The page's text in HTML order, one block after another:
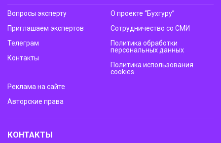
Вопросы эксперту
Приглашаем экспертов
Телеграм
Контакты
О проекте “Бухгуру”
Сотрудничество со СМИ
Политика обработки
персональных данных
Политика использования
cookies
Реклама на сайте
Авторские права
КОНТАКТЫ